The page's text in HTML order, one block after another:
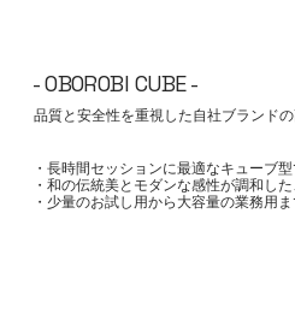
- OBOROBI CUBE -
品質と安全性を重視した自社ブランド
・長時間セッションに最適なキューブ
・和の伝統美とモダンな感性が調和し
・少量のお試し用から大容量の業務用